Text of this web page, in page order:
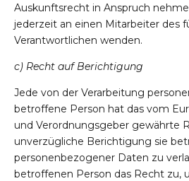
Auskunftsrecht in Anspruch
jederzeit an einen Mitarbeiter des
Verantwortlichen wenden.
c) Recht auf Berichtigung
Jede von der Verarbeitung
betroffene Person hat das vom
und Verordnungsgeber gewährte
unverzügliche Berichtigung sie
personenbezogener Daten zu
betroffenen Person das Recht zu,